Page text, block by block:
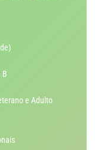
B
e Adulto